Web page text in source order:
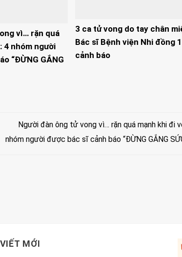
vì… rặn quá
4 nhóm người
“ĐỪNG GẮNG
3 ca tử vong do tay chân
Bác sĩ Bệnh viện Nhi đồng
cảnh báo
Người đàn ông tử vong vì… rặn quá mạnh khi đi
nhóm người được bác sĩ cảnh báo “ĐỪNG GẮNG
MỚI